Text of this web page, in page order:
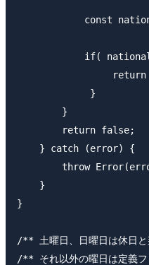
const
if(
return
             }
        }
        return false;
    } catch (error) {
throw
    }
}
/** 土曜日、日曜日は休日
/** それ以外の曜日は定義